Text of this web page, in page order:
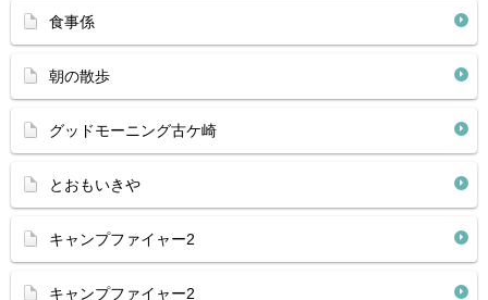
食事係
朝の散歩
グッドモーニング古ケ崎
とおもいきや
キャンプファイャー2
キャンプファイャー2